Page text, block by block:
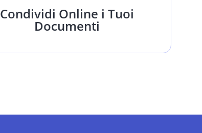
Condividi Online i Tuoi
Documenti